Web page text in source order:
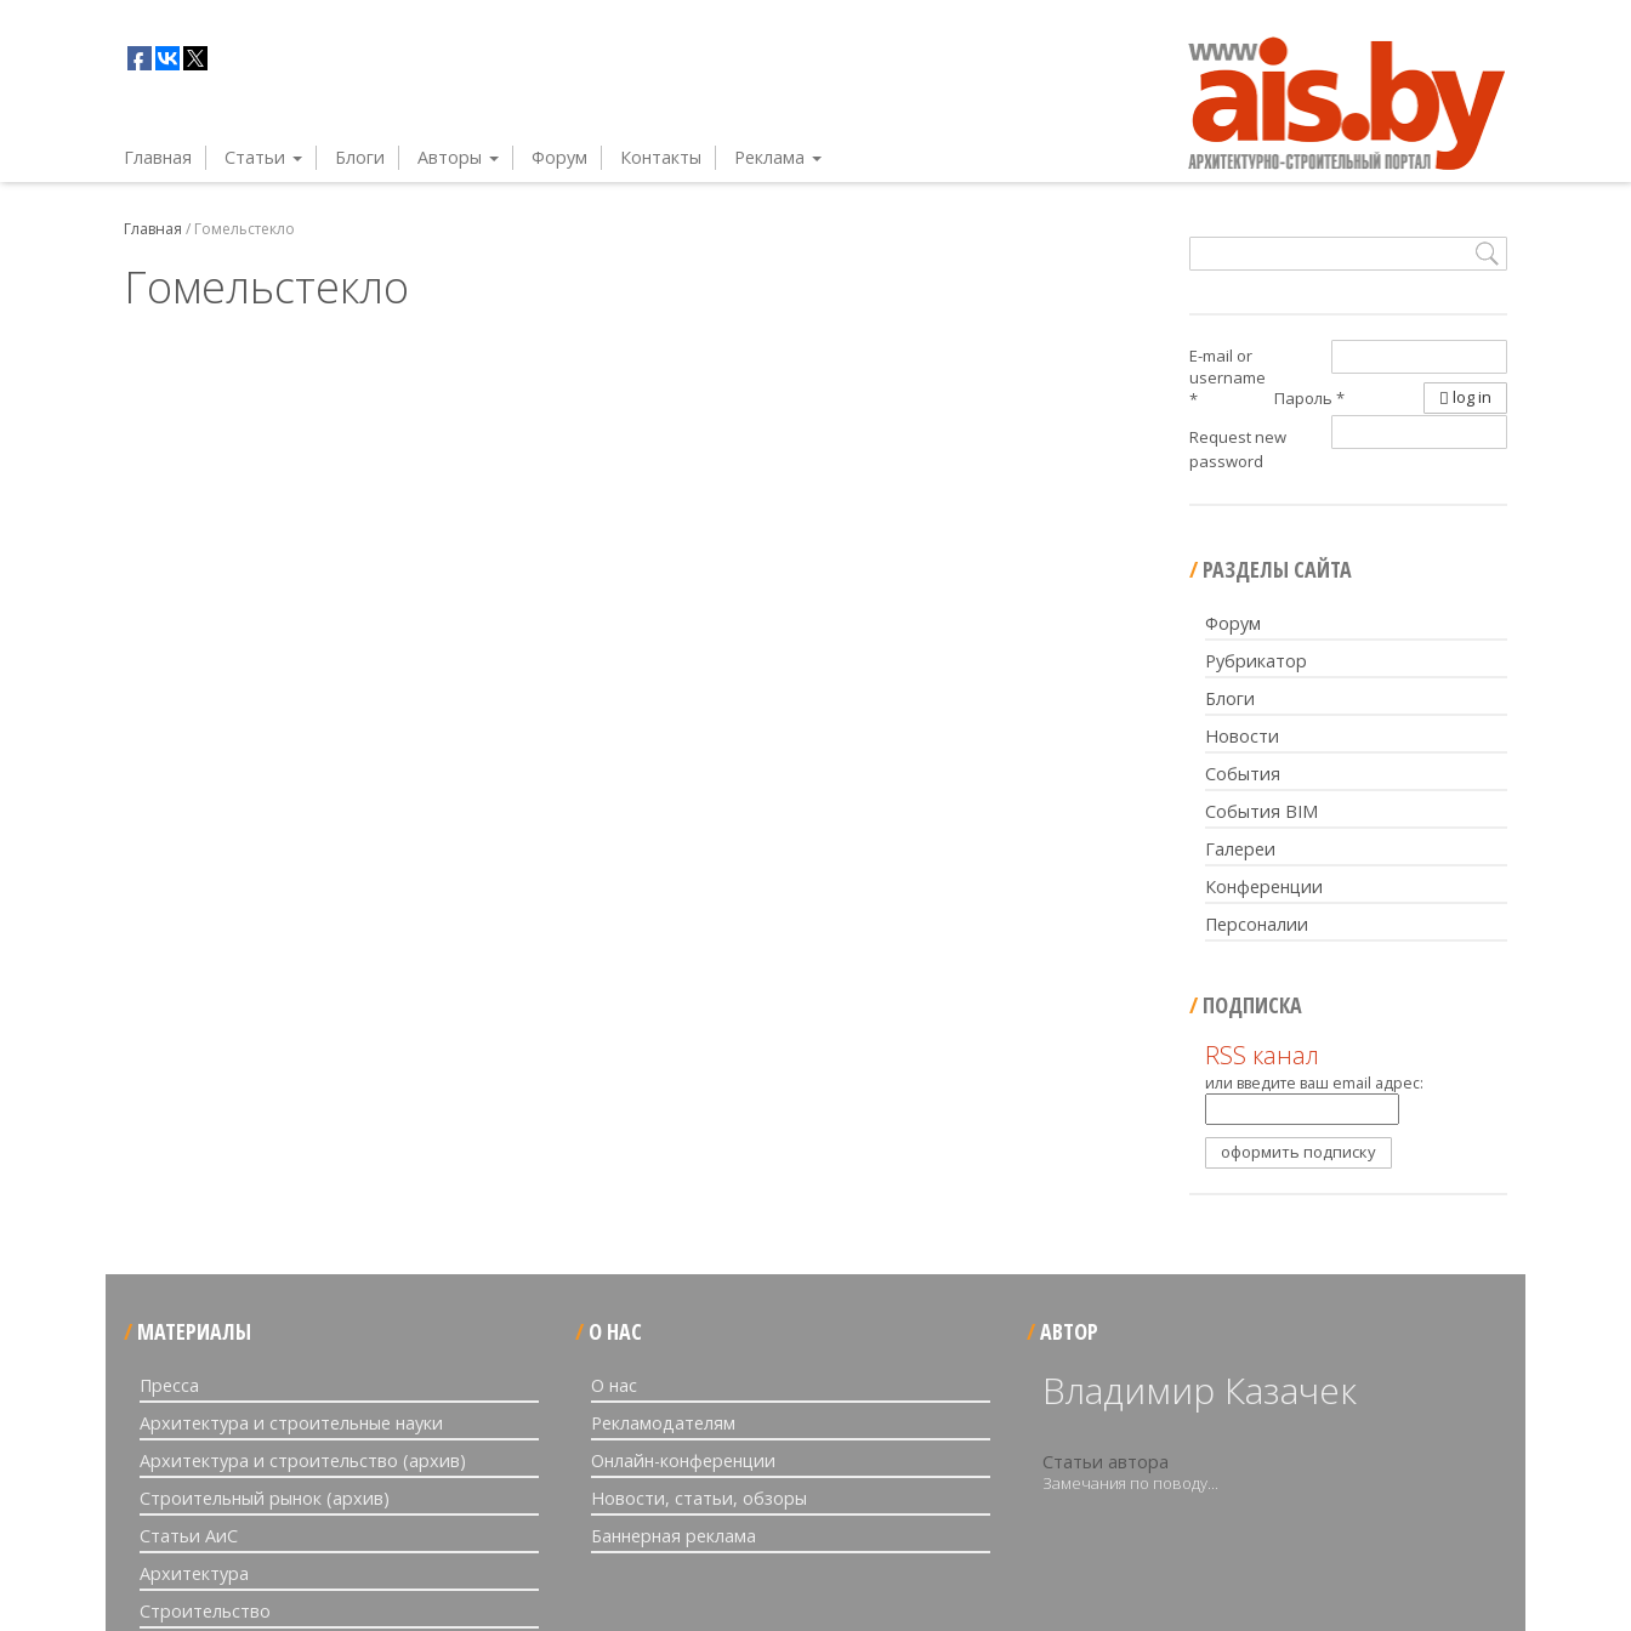
Главная Статьи Блоги Авторы Форум Контакты Реклама
Главная / Гомельстекло
Гомельстекло
E-mail or
username
*
Пароль *
Request new
password
log in
РАЗДЕЛЫ САЙТА
Форум
Рубрикатор
Блоги
Новости
События
События BIM
Галереи
Конференции
Персоналии
ПОДПИСКА
RSS канал
или введите ваш email адрес:
МАТЕРИАЛЫ
Пресса
Архитектура и строительные науки
Архитектура и строительство (архив)
Строительный рынок (архив)
Статьи АиС
Архитектура
Строительство
О НАС
О нас
Рекламодателям
Онлайн-конференции
Новости, статьи, обзоры
Баннерная реклама
АВТОР
Владимир Казачек
Статьи автора
Замечания по поводу...